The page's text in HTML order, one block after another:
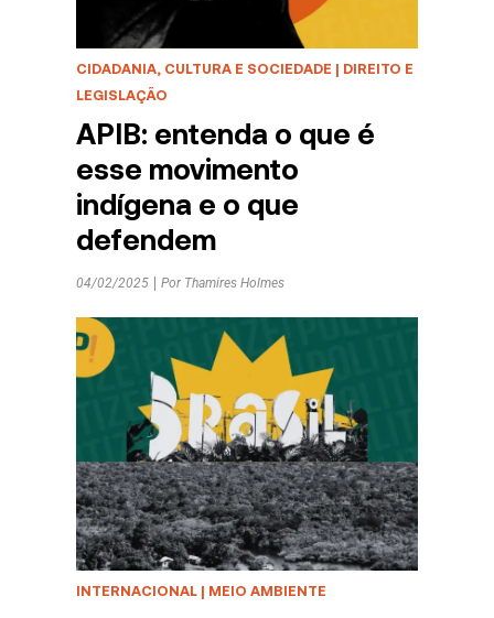
CIDADANIA, CULTURA E SOCIEDADE | DIREITO E
LEGISLAÇÃO
APIB: entenda o que é
esse movimento
indígena e o que
defendem
04/02/2025 Por Thamires Holmes
INTERNACIONAL| MEIO AMBIENTE